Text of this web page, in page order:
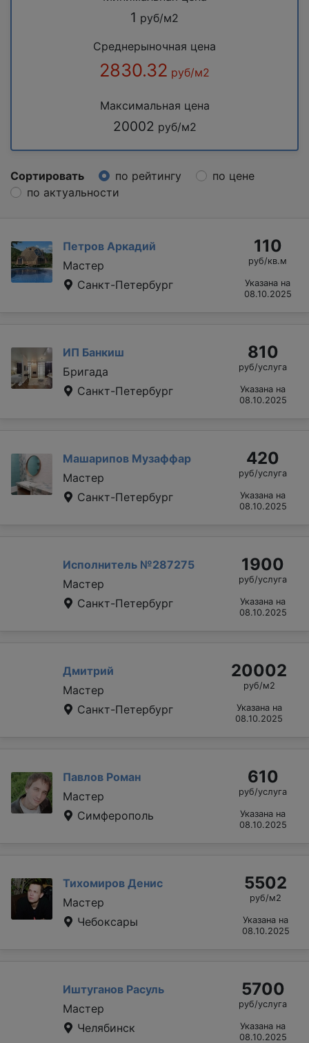
1 руб/м2
Среднерыночная цена
2830.32 руб/м2
Максимальная цена
20002 руб/м2
Сортировать по рейтингу
по цене
по актуальности
Петров Аркадий
Мастер
Санкт-Петербург
110
руб/кв.м
Указана на
08.10.2025
ИП Банкиш
Бригада
Санкт-Петербург
810
руб/услуга
Указана на
08.10.2025
Машарипов Музаффар
Мастер
Санкт-Петербург
420
руб/услуга
Указана на
08.10.2025
Исполнитель №287275
Мастер
Санкт-Петербург
1900
руб/услуга
Указана на
08.10.2025
Дмитрий
Мастер
Санкт-Петербург
20002
руб/м2
Указана на
08.10.2025
Павлов Роман
Мастер
Симферополь
610
руб/услуга
Указана на
08.10.2025
Тихомиров Денис
Мастер
Чебоксары
5502
руб/м2
Указана на
08.10.2025
Иштуганов Расуль
Мастер
Челябинск
5700
руб/услуга
Указана на
08.10.2025